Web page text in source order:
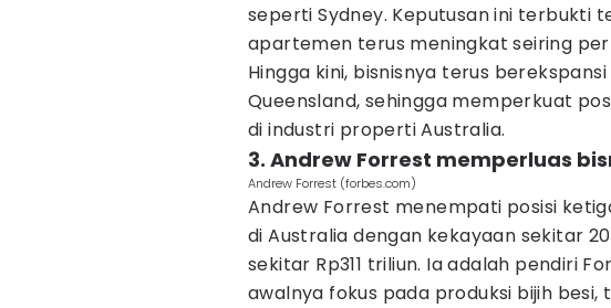
seperti Sydney. Keputusan ini terbukti
apartemen terus meningkat seiring
Hingga kini, bisnisnya terus
Queensland, sehingga memperkuat
di industri properti Australia.
3. Andrew Forrest memperluas
Andrew Forrest (forbes.com)
Andrew Forrest menempati posisi
di Australia dengan kekayaan sekitar
sekitar Rp311 triliun. Ia adalah pendiri
awalnya fokus pada produksi bijih besi,